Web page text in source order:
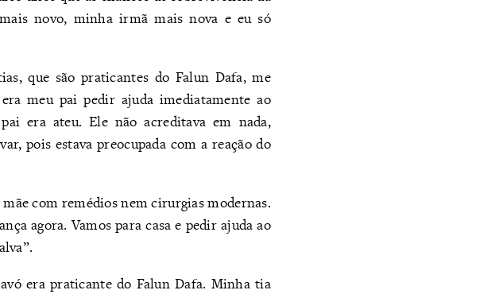
novo, minha irmã mais nova e eu só
que são praticantes do Falun Dafa, me
meu pai pedir ajuda imediatamente ao
era ateu. Ele não acreditava em nada,
pois estava preocupada com a reação do
com remédios nem cirurgias modernas.
agora. Vamos para casa e pedir ajuda ao
era praticante do Falun Dafa. Minha tia